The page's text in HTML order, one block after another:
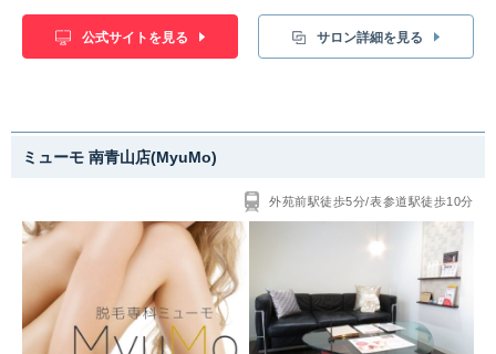
公式サイトを見る サロン詳細を見る
ミューモ 南青山店(MyuMo)
外苑前駅徒歩5分/表参道駅徒歩10分